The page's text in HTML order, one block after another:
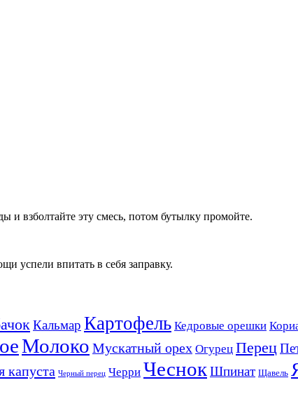
и взболтайте эту смесь, потом бутылку промойте.
успели впитать в себя заправку.
Кальмар Картофель Кедровые орешки
Молоко Мускатный орех Огурец Перец
капуста Черный перец Черри ЧеснокШпинат Щавель